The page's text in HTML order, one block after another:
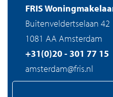
FRIS
Buitenveldertselaan 42
1081 AA Amsterdam
+31(0)20 - 301 77 15
amsterdam@fris.nl